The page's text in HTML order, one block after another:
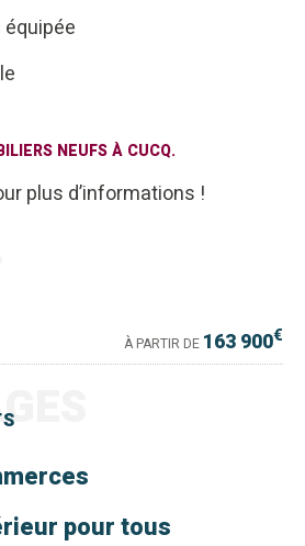
NEUFS À CUCQ.
plus d’informations !
À PARTIR DE 163 900€
pour tous